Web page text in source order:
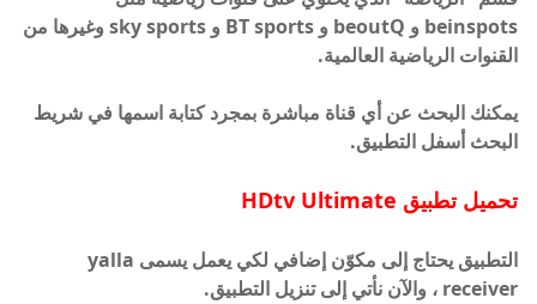
beinspots و beoutQ و BT sports و sky sports وغيرها من
القنوات الرياضية العالمية.
يمكنك البحث عن أي قناة مباشرة بمجرد كتابة اسمها في شريط
البحث أسفل التطبيق.
تحميل تطبيق HDtv Ultimate
التطبيق يحتاج إلى مكوّن إضافي لكي يعمل يسمى yalla
receiver ، والآن نأتي إلى تنزيل التطبيق.